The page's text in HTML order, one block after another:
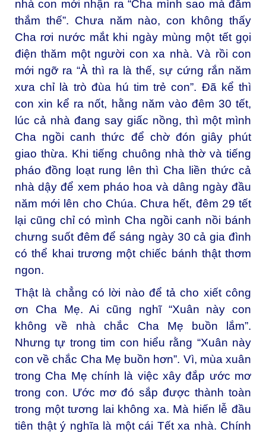
nhà con mới nhận ra “Cha mình sao mà đằm
thắm thế”. Chưa năm nào, con không thấy
Cha rơi nước mắt khi ngày mùng một tết gọi
điện thăm một người con xa nhà. Và rồi con
mới ngỡ ra “À thì ra là thế, sự cứng rắn năm
xưa chỉ là trò đùa hú tim trẻ con”. Đã kể thì
con xin kể ra nốt, hằng năm vào đêm 30 tết,
lúc cả nhà đang say giấc nồng, thì một mình
Cha ngồi canh thức để chờ đón giây phút
giao thừa. Khi tiếng chuông nhà thờ và tiếng
pháo đồng loạt rung lên thì Cha liền thức cả
nhà dậy để xem pháo hoa và dâng ngày đầu
năm mới lên cho Chúa. Chưa hết, đêm 29 tết
lại cũng chỉ có mình Cha ngồi canh nồi bánh
chưng suốt đêm để sáng ngày 30 cả gia đình
có thể khai trương một chiếc bánh thật thơm
ngon.
Thật là chẳng có lời nào để tả cho xiết công
ơn Cha Mẹ. Ai cũng nghĩ “Xuân này con
không về nhà chắc Cha Mẹ buồn lắm”.
Nhưng tự trong tim con hiểu rằng “Xuân này
con về chắc Cha Mẹ buồn hơn”. Vì, mùa xuân
trong Cha Mẹ chính là việc xây đắp ước mơ
trong con. Ước mơ đó sắp được thành toàn
trong một tương lai không xa. Mà hiến lễ đầu
tiên thật ý nghĩa là một cái Tết xa nhà. Chính